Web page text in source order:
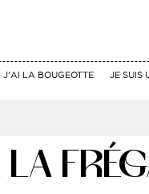
J'AI LA BOUGEOTTE JE SUIS